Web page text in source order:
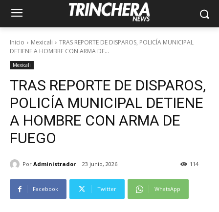
Inicio Mexicali
TRAS REPORTE DE DISPAROS, POLICÍA MUNICIPAL
DETIENE A HOMBRE CON ARMA DE...
Mexicali
TRAS REPORTE DE DISPAROS,
POLICÍA MUNICIPAL DETIENE
A HOMBRE CON ARMA DE
FUEGO
Por Administrador 23 junio, 2026 114
Facebook Twitter WhatsApp